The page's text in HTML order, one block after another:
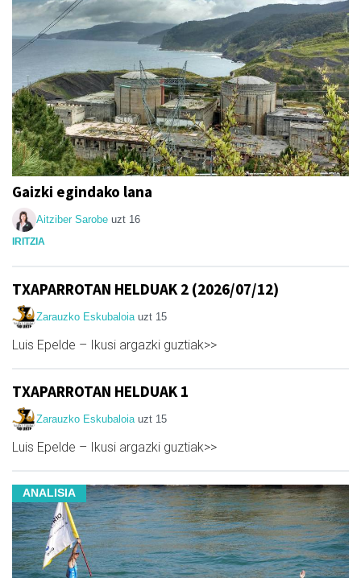
Gaizki egindako lana
Aitziber Sarobe uzt 16
IRITZIA
TXAPARROTAN HELDUAK 2 (2026/07/12)
Zarauzko Eskubaloia uzt 15
Luis Epelde – Ikusi argazki guztiak>>
TXAPARROTAN HELDUAK 1
Zarauzko Eskubaloia uzt 15
Luis Epelde – Ikusi argazki guztiak>>
ANALISIA